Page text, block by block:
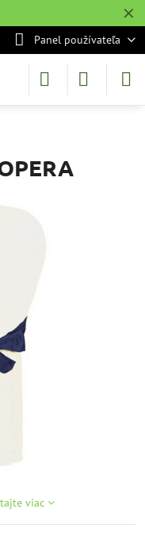
✕
Panel používateľa
viac